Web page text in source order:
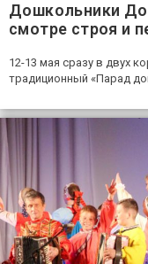
Дошкольники
смотре строя и
12-13 мая сразу в двух
традиционный «Парад